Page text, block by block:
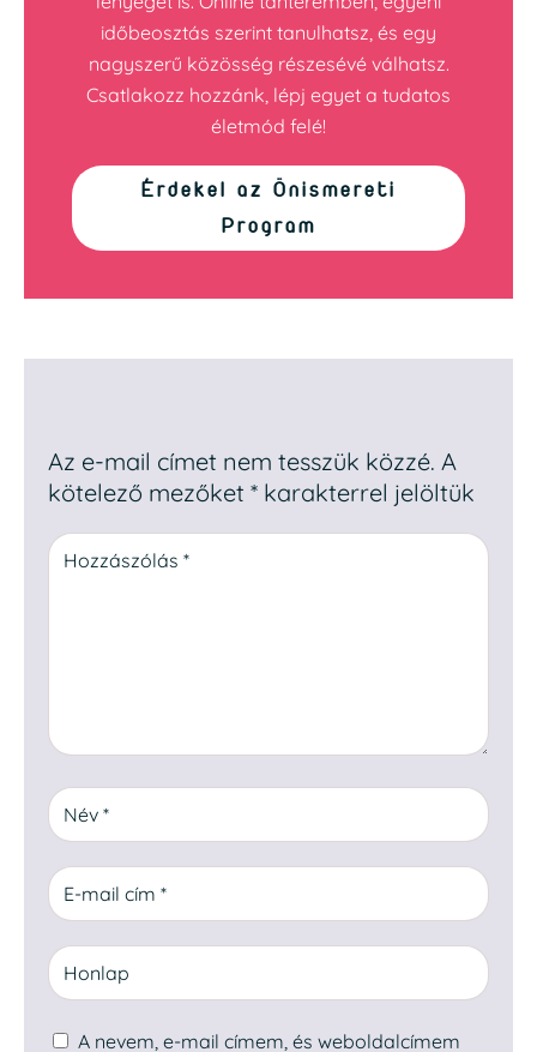
időbeosztás szerint tanulhatsz, és egy
nagyszerű közösség részesévé válhatsz.
Csatlakozz hozzánk, lépj egyet a tudatos
életmód felé!
Érdekel az Önismereti
Program
Az e-mail címet nem tesszük közzé. A
kötelező mezőket * karakterrel jelöltük
A nevem, e-mail címem, és weboldalcímem